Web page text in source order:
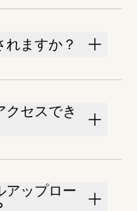
ますか？
クセスでき
アップロー